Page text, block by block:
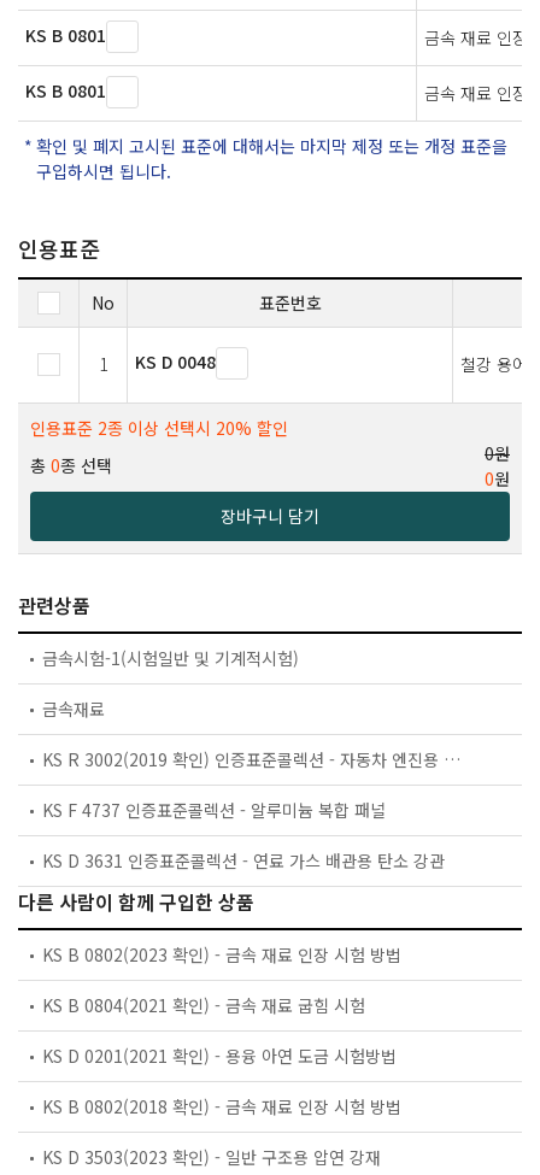
KS B 0801 금속 재료 인장
KS B 0801 금속 재료 인장
확인 및 폐지 고시된 표준에 대해서는 마지막 제정 또는 개정 표준을
구입하시면 됩니다.
인용표준
No 표준번호
1 KS D 0048 철강 용어(
인용표준 2종 이상 선택시 20% 할인
총 0종 선택
0원
0원
장바구니 담기
관련상품
금속시험-1(시험일반 및 기계적시험)
금속재료
KS R 3002(2019 확인) 인증표준콜렉션 - 자동차 엔진용 실린더 라이너
KS F 4737 인증표준콜렉션 - 알루미늄 복합 패널
KS D 3631 인증표준콜렉션 - 연료 가스 배관용 탄소 강관
다른 사람이 함께 구입한 상품
KS B 0802(2023 확인) - 금속 재료 인장 시험 방법
KS B 0804(2021 확인) - 금속 재료 굽힘 시험
KS D 0201(2021 확인) - 용융 아연 도금 시험방법
KS B 0802(2018 확인) - 금속 재료 인장 시험 방법
KS D 3503(2023 확인) - 일반 구조용 압연 강재